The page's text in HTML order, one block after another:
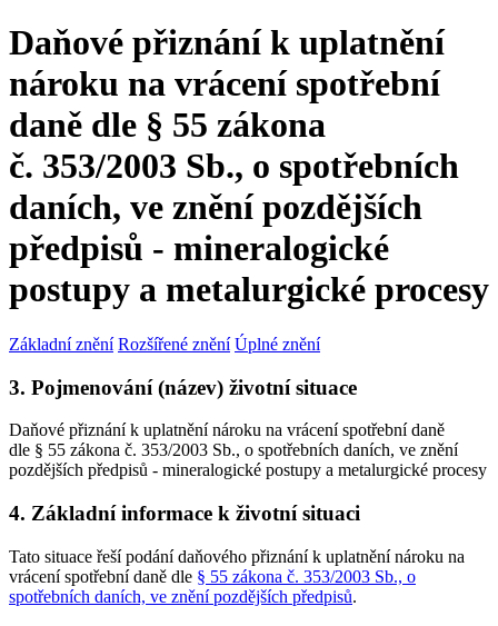
Daňové přiznání k uplatnění
nároku na vrácení spotřební
daně dle § 55 zákona
č. 353/2003 Sb., o spotřebních
daních, ve znění pozdějších
předpisů - mineralogické
postupy a metalurgické procesy
Základní znění Rozšířené znění Úplné znění
3. Pojmenování (název) životní situace
Daňové přiznání k uplatnění nároku na vrácení spotřební daně
dle § 55 zákona č. 353/2003 Sb., o spotřebních daních, ve znění
pozdějších předpisů - mineralogické postupy a metalurgické procesy
4. Základní informace k životní situaci
Tato situace řeší podání daňového přiznání k uplatnění nároku na
vrácení spotřební daně dle § 55 zákona č. 353/2003 Sb., o
spotřebních daních, ve znění pozdějších předpisů.